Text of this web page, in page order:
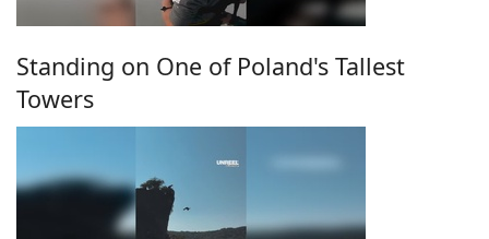
Standing on One of Poland's Tallest
Towers